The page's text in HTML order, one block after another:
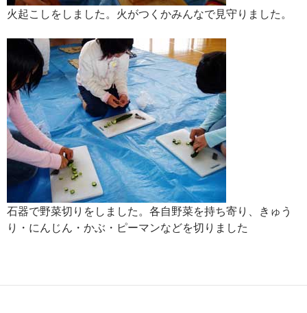
火起こしをしました。火がつくかみんなで見守りました。
石器で野菜切りをしました。各自野菜を持ち寄り、きゅう
り・にんじん・かぶ・ピーマンなどを切りました